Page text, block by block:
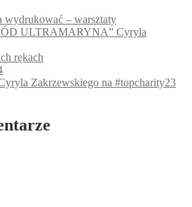
wydrukować – warsztaty
ULTRAMARYNA” Cyryla
rękach
Zakrzewskiego na #topcharity23